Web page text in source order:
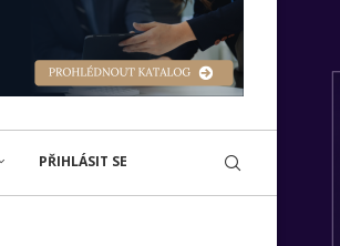
PŘIHLÁSIT SE